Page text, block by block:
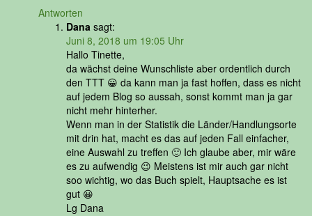
Antworten
Dana sagt:
Juni 8, 2018 um 19:05 Uhr
Hallo Tinette,
da wächst deine Wunschliste aber ordentlich durch
den TTT 😀 da kann man ja fast hoffen, dass es nicht
auf jedem Blog so aussah, sonst kommt man ja gar
nicht mehr hinterher.
Wenn man in der Statistik die Länder/Handlungsorte
mit drin hat, macht es das auf jeden Fall einfacher,
eine Auswahl zu treffen 🙂 Ich glaube aber, mir wäre
es zu aufwendig 😉 Meistens ist mir auch gar nicht
soo wichtig, wo das Buch spielt, Hauptsache es ist
gut 😀
Lg Dana